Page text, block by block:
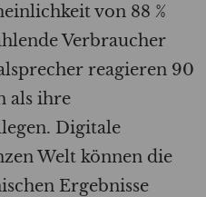
von 88 %
Verbraucher
reagieren 90
als ihre
Digitale
Welt können die
Ergebnisse